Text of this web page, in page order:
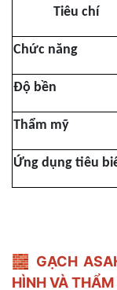
Tiêu chí
Chức năng
Độ bền
Thẩm mỹ
Ứng dụng tiêu
🧱 GẠCH
HÌNH VÀ